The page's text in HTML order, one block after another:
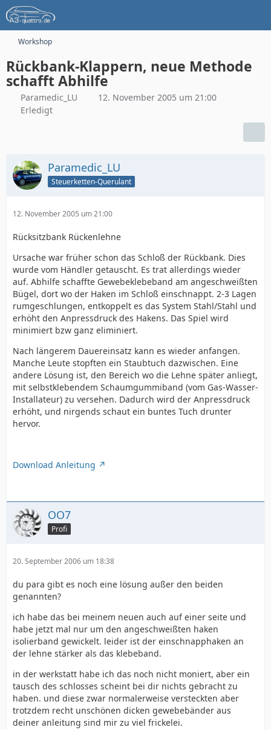
Workshop
Rückbank-Klappern, neue Methode
schafft Abhilfe
Paramedic_LU
12. November 2005 um 21:00
Erledigt
Paramedic_LU
Steuerketten-Querulant
12. November 2005 um 21:00
Rücksitzbank Rückenlehne
Ursache war früher schon das Schloß der Rückbank. Dies
wurde vom Händler getauscht. Es trat allerdings wieder
auf. Abhilfe schaffte Gewebeklebeband am angeschweißten
Bügel, dort wo der Haken im Schloß einschnappt. 2-3 Lagen
rumgeschlungen, entkoppelt es das System Stahl/Stahl und
erhöht den Anpressdruck des Hakens. Das Spiel wird
minimiert bzw ganz eliminiert.
Nach längerem Dauereinsatz kann es wieder anfangen.
Manche Leute stopften ein Staubtuch dazwischen. Eine
andere Lösung ist, den Bereich wo die Lehne später anliegt,
mit selbstklebendem Schaumgummiband (vom Gas-Wasser-
Installateur) zu versehen. Dadurch wird der Anpressdruck
erhöht, und nirgends schaut ein buntes Tuch drunter
hervor.
Download Anleitung
OO7
Profi
20. September 2006 um 18:38
du para gibt es noch eine lösung außer den beiden
genannten?
ich habe das bei meinem neuen auch auf einer seite und
habe jetzt mal nur um den angeschweißten haken
isolierband gewickelt. leider ist der einschnapphaken an
der lehne stärker als das klebeband.
in der werkstatt habe ich das noch nicht moniert, aber ein
tausch des schlosses scheint bei dir nichts gebracht zu
haben. und diese zwar normalerweise versteckten aber
trotzdem recht unschönen dicken gewebebänder aus
deiner anleitung sind mir zu viel frickelei.